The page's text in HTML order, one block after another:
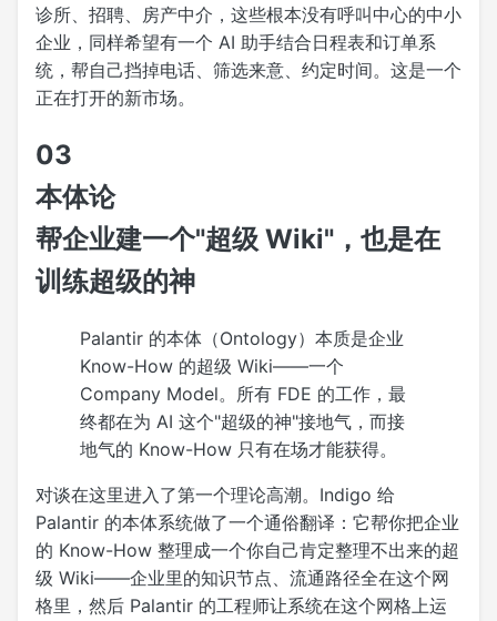
诊所、招聘、房产中介，这些根本没有呼叫中心的中小
企业，同样希望有一个 AI 助手结合日程表和订单系
统，帮自己挡掉电话、筛选来意、约定时间。这是一个
正在打开的新市场。
03
本体论
帮企业建一个"超级 Wiki"，也是在
训练超级的神
Palantir 的本体（Ontology）本质是企业
Know-How 的超级 Wiki——一个
Company Model。所有 FDE 的工作，最
终都在为 AI 这个"超级的神"接地气，而接
地气的 Know-How 只有在场才能获得。
对谈在这里进入了第一个理论高潮。Indigo 给
Palantir 的本体系统做了一个通俗翻译：它帮你把企业
的 Know-How 整理成一个你自己肯定整理不出来的超
级 Wiki——企业里的知识节点、流通路径全在这个网
格里，然后 Palantir 的工程师让系统在这个网格上运